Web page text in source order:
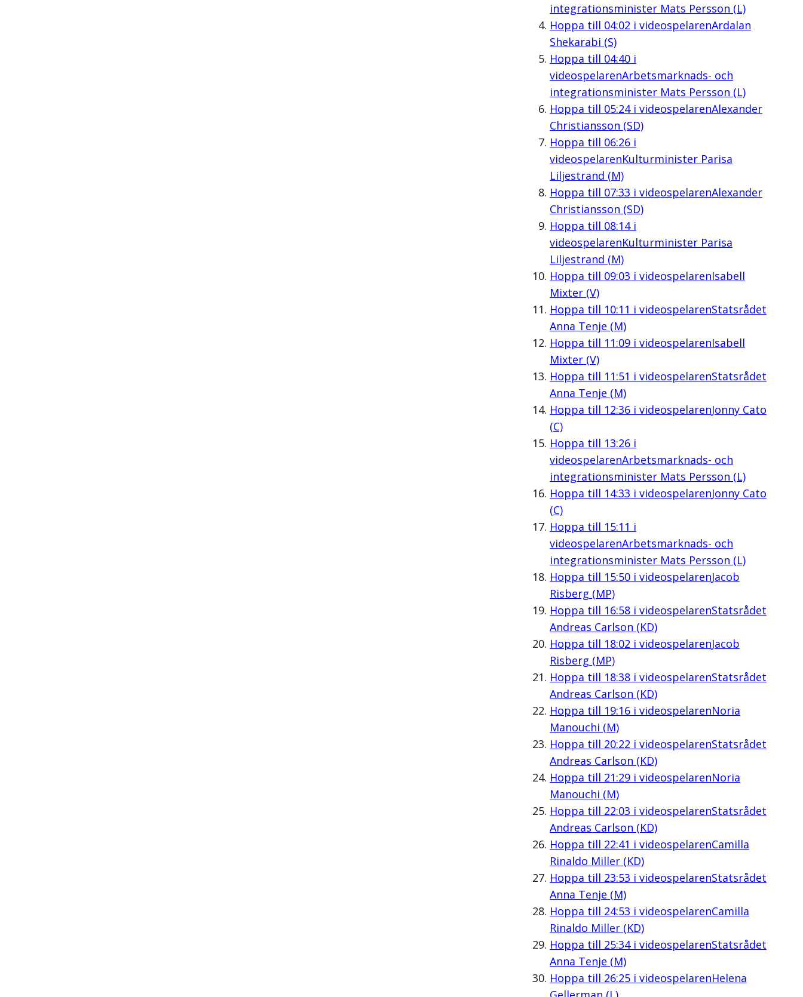
integrationsminister Mats Persson (L)
Hoppa till 04:02 i videospelarenArdalan
Shekarabi (S)
Hoppa till 04:40i
videospelarenArbetsmarknads- och
integrationsminister Mats Persson (L)
Hoppa till 05:24i videospelarenAlexander
Christiansson (SD)
Hoppa till 06:26i
videospelarenKulturminister Parisa
Liljestrand (M)
Hoppa till 07:33 i videospelarenAlexander
Christiansson (SD)
Hoppa till 08:14i
videospelarenKulturminister Parisa
Liljestrand (M)
Hoppa till 09:03 i videospelarenIsabell
Mixter (V)
Hoppa till 10:11 i videospelarenStatsrådet
Anna Tenje (M)
Hoppa till 11:09i videospelarenIsabell
Mixter (V)
Hoppa till 11:51 i videospelarenStatsrådet
Anna Tenje (M)
Hoppa till 12:36i videospelarenJonny Cato
(C)
Hoppa till 13:26i
videospelarenArbetsmarknads- och
integrationsminister Mats Persson (L)
Hoppa till 14:33 i videospelarenJonny Cato
(C)
Hoppa till 15:11 i
videospelarenArbetsmarknads- och
integrationsminister Mats Persson (L)
Hoppa till 15:50i videospelarenJacob
Risberg (MP)
Hoppa till 16:58i videospelarenStatsrådet
Andreas Carlson (KD)
Hoppa till 18:02 i videospelarenJacob
Risberg (MP)
Hoppa till 18:38i videospelarenStatsrådet
Andreas Carlson (KD)
Hoppa till 19:16i videospelarenNoria
Manouchi (M)
Hoppa till 20:22 i videospelarenStatsrådet
Andreas Carlson (KD)
Hoppa till 21:29i videospelarenNoria
Manouchi (M)
Hoppa till 22:03 i videospelarenStatsrådet
Andreas Carlson (KD)
Hoppa till 22:41 i videospelarenCamilla
Rinaldo Miller (KD)
Hoppa till 23:53 i videospelarenStatsrådet
Anna Tenje (M)
Hoppa till 24:53 i videospelarenCamilla
Rinaldo Miller (KD)
Hoppa till 25:34i videospelarenStatsrådet
Anna Tenje (M)
Hoppa till 26:25i videospelarenHelena